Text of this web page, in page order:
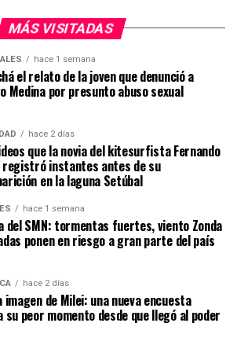
MÁS VISITADAS
hace 1 semana
el relato de la joven que denunció a
Medina por presunto abuso sexual
hace 2 días
que la novia del kitesurfista Fernando
registró instantes antes de su
en la laguna Setúbal
hace 1 semana
del SMN: tormentas fuertes, viento Zonda
ponen en riesgo a gran parte del país
hace 2 días
imagen de Milei: una nueva encuesta
su peor momento desde que llegó al poder